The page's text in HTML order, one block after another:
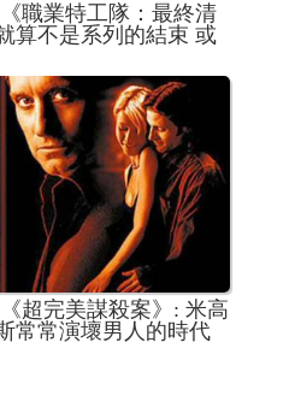
職業特工隊：最終清
算不是系列的結束 或
謝幕
超完美謀殺案》: 米高
常常演壞男人的時代